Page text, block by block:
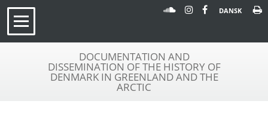
DANSK
DOCUMENTATION AND
DISSEMINATION OF THE HISTORY OF
DENMARK IN GREENLAND AND THE
ARCTIC